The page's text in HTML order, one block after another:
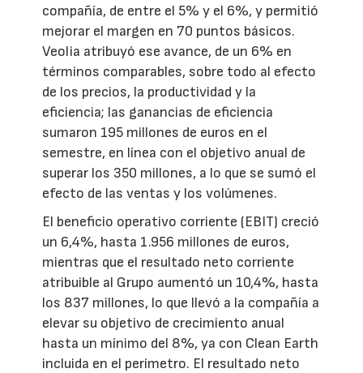
compañía, de entre el 5% y el 6%, y permitió
mejorar el margen en 70 puntos básicos.
Veolia atribuyó ese avance, de un 6% en
términos comparables, sobre todo al efecto
de los precios, la productividad y la
eficiencia; las ganancias de eficiencia
sumaron 195 millones de euros en el
semestre, en línea con el objetivo anual de
superar los 350 millones, a lo que se sumó el
efecto de las ventas y los volúmenes.
El beneficio operativo corriente (EBIT) creció
un 6,4%, hasta 1.956 millones de euros,
mientras que el resultado neto corriente
atribuible al Grupo aumentó un 10,4%, hasta
los 837 millones, lo que llevó a la compañía a
elevar su objetivo de crecimiento anual
hasta un mínimo del 8%, ya con Clean Earth
incluida en el perímetro. El resultado neto